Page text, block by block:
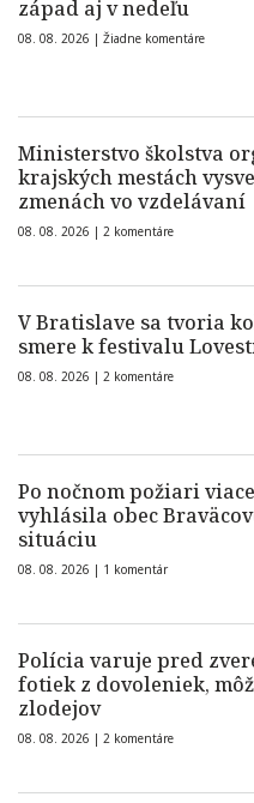
západ aj v nedeľu
08. 08. 2026 | Žiadne komentáre
Ministerstvo školstva
krajských mestách
zmenách vo vzdelávaní
08. 08. 2026 | 2 komentáre
V Bratislave sa tvoria
smere k festivalu
08. 08. 2026 | 2 komentáre
Po nočnom požiari
vyhlásila obec
situáciu
08. 08. 2026 | 1 komentár
Polícia varuje pred
fotiek z dovoleniek,
zlodejov
08. 08. 2026 | 2 komentáre